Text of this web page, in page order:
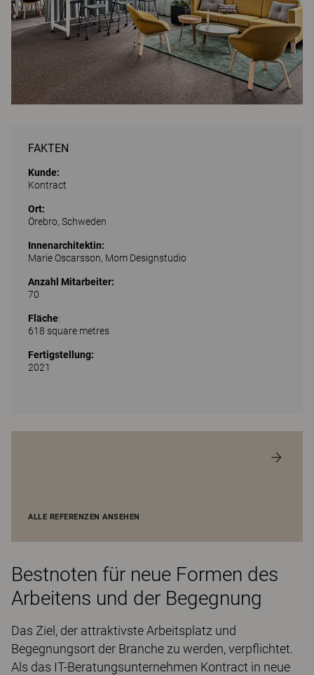
FAKTEN
Kunde:
Kontract
Ort:
Örebro, Schweden
Innenarchitektin:
Marie Oscarsson, Mom Designstudio
Anzahl Mitarbeiter:
70
Fläche:
618 square metres
Fertigstellung:
2021
ALLE REFERENZEN ANSEHEN
Bestnoten für neue Formen des
Arbeitens und der Begegnung
Das Ziel, der attraktivste Arbeitsplatz und
Begegnungsort der Branche zu werden, verpflichtet.
Als das IT-Beratungsunternehmen Kontract in neue